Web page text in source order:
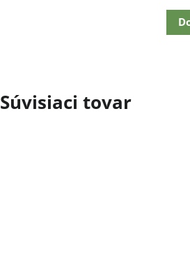
Súvisiaci tovar